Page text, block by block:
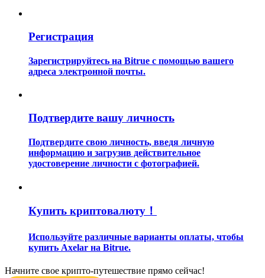
Руководство для начинающих по фьючерсам
Торговые стратегии
Регистрация
Зарегистрируйтесь на Bitrue с помощью вашего
адреса электронной почты.
Подтвердите вашу личность
Подтвердите свою личность, введя личную
информацию и загрузив действительное
удостоверение личности с фотографией.
Купить криптовалюту！
Используйте различные варианты оплаты, чтобы
купить Axelar на Bitrue.
Начните свое крипто-путешествие прямо сейчас!